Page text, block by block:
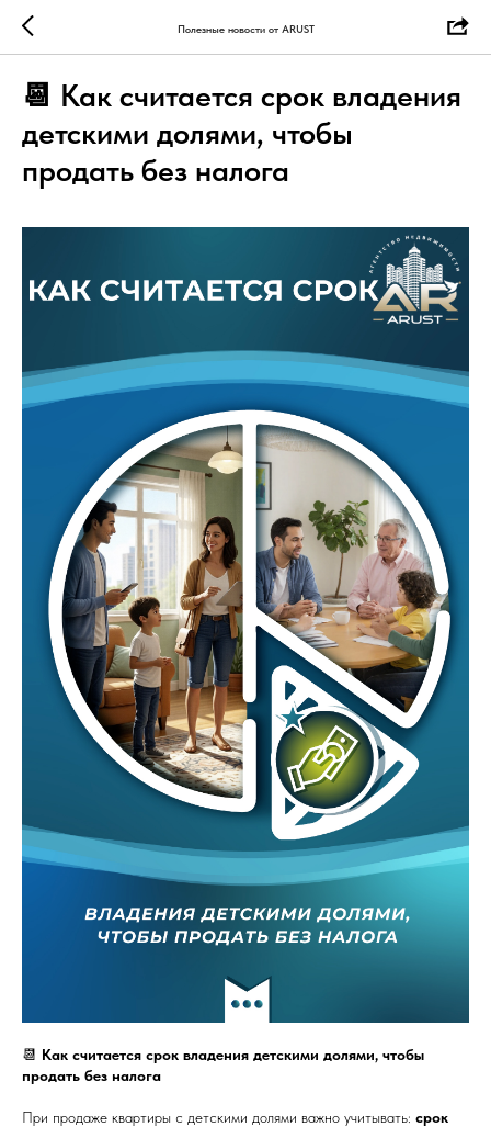
Полезные новости от ARUST
📆 Как считается срок владения
детскими долями, чтобы
продать без налога
📆 Как считается срок владения детскими долями, чтобы
продать без налога
При продаже квартиры с детскими долями важно учитывать: срок